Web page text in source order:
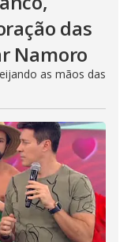
das
Namoro
as mãos das